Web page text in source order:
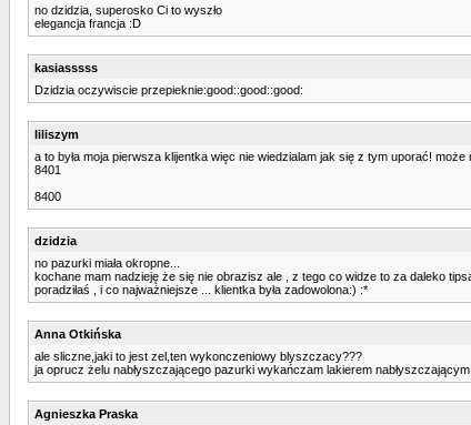
no dzidzia, superosko Ci to wyszło
elegancja francja :D
kasiasssss
Dzidzia oczywiscie przepieknie:good::good::good:
liliszym
a to była moja pierwsza klijentka więc nie wiedzialam jak się z tym uporać! może
8401
8400
dzidzia
no pazurki miała okropne...
kochane mam nadzieję że się nie obrazisz ale , z tego co widze to za daleko
poradziłaś , i co najważniejsze ... klientka była zadowolona:) :*
Anna Otkińska
ale sliczne,jaki to jest zel,ten wykonczeniowy blyszczacy???
ja oprucz żelu nabłyszczającego pazurki wykańczam lakierem
Agnieszka Praska